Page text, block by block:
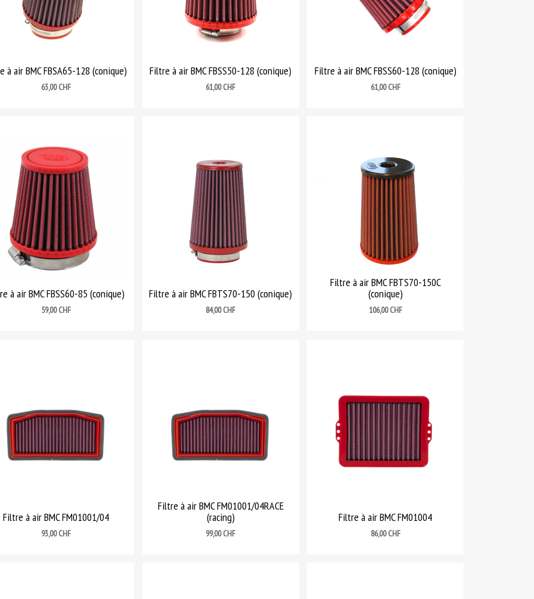
à air BMC FBSA65-128 (conique)
Prix
63,00 CHF
Filtre à air BMC FBSS50-128 (conique)
Prix
61,00 CHF
Filtre à air BMC FBSS60-128 (conique)
Prix
61,00 CHF
à air BMC FBSS60-85 (conique)
Prix
59,00 CHF
Filtre à air BMC FBTS70-150 (conique)
Prix
84,00 CHF
Filtre à air BMC FBTS70-150C
(conique)
Prix
106,00 CHF
Filtre à air BMC FM01001/04
Prix
93,00 CHF
Filtre à air BMC FM01001/04RACE
(racing)
Prix
99,00 CHF
Filtre à air BMC FM01004
Prix
86,00 CHF